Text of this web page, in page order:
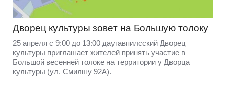
Дворец культуры зовет на Большую толоку
25 апреля с 9:00 до 13:00 даугавпилсский Дворец
культуры приглашает жителей принять участие в
Большой весенней толоке на территории у Дворца
культуры (ул. Смилшу 92А).